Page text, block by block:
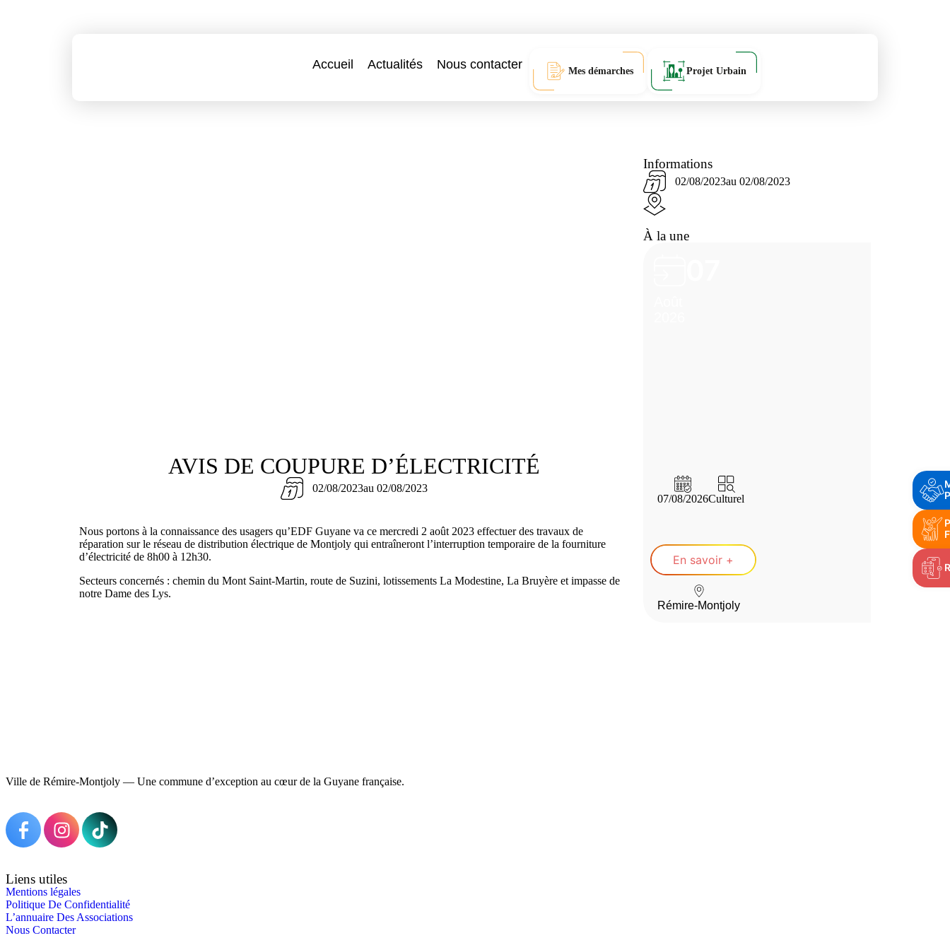
Accueil Actualités Nous contacter Mes démarches Projet Urbain
AVIS DE COUPURE D’ÉLECTRICITÉ
02/08/2023au 02/08/2023
Nous portons à la connaissance des usagers qu’EDF Guyane va ce mercredi 2 août 2023 effectuer des travaux de
réparation sur le réseau de distribution électrique de Montjoly qui entraîneront l’interruption temporaire de la fourniture
d’électricité de 8h00 à 12h30.
Secteurs concernés : chemin du Mont Saint-Martin, route de Suzini, lotissements La Modestine, La Bruyère et impasse de
notre Dame des Lys.
Informations
02/08/2023au 02/08/2023
À la une
07/08/2026Culturel
En savoir +
Rémire-Montjoly
Ville de Rémire-Montjoly — Une commune d’exception au cœur de la Guyane française.
Liens utiles
Mentions légales
Politique De Confidentialité
L’annuaire Des Associations
Nous Contacter